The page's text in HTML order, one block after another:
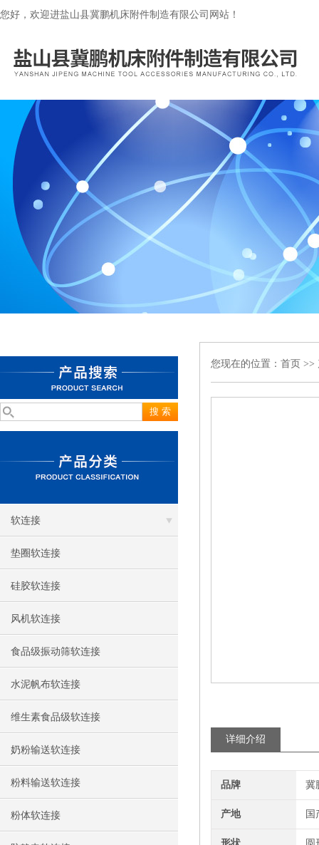
您好，欢迎进盐山县冀鹏机床附件制造有限公司网站！
软连接
垫圈软连接
硅胶软连接
风机软连接
食品级振动筛软连接
水泥帆布软连接
维生素食品级软连接
奶粉输送软连接
粉料输送软连接
粉体软连接
您现在的位置： 首页 >>
详细介绍
品牌 冀
产地 国